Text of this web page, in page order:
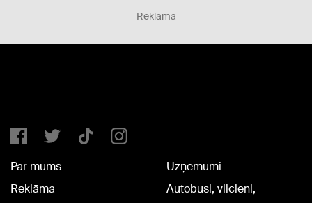
Reklāma
Par mums
Reklāma
Uzņēmumi
Autobusi, vilcieni,